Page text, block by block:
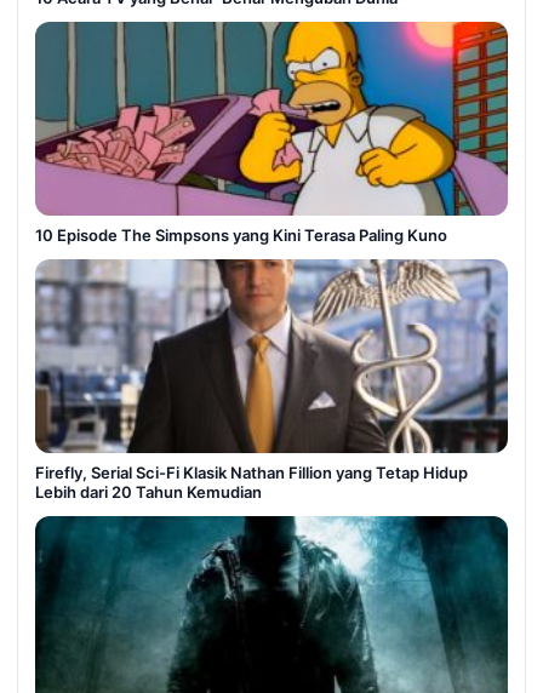
10 Episode The Simpsons yang Kini Terasa Paling Kuno
Firefly, Serial Sci-Fi Klasik Nathan Fillion yang Tetap Hidup
Lebih dari 20 Tahun Kemudian